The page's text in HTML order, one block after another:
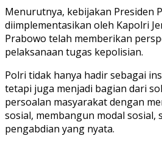
Menurutnya, kebijakan Presiden
diimplementasikan oleh Kapolri
Prabowo telah memberikan
pelaksanaan tugas kepolisian.
Polri tidak hanya hadir sebagai
tetapi juga menjadi bagian dari
persoalan masyarakat dengan
sosial, membangun modal sosial,
pengabdian yang nyata.